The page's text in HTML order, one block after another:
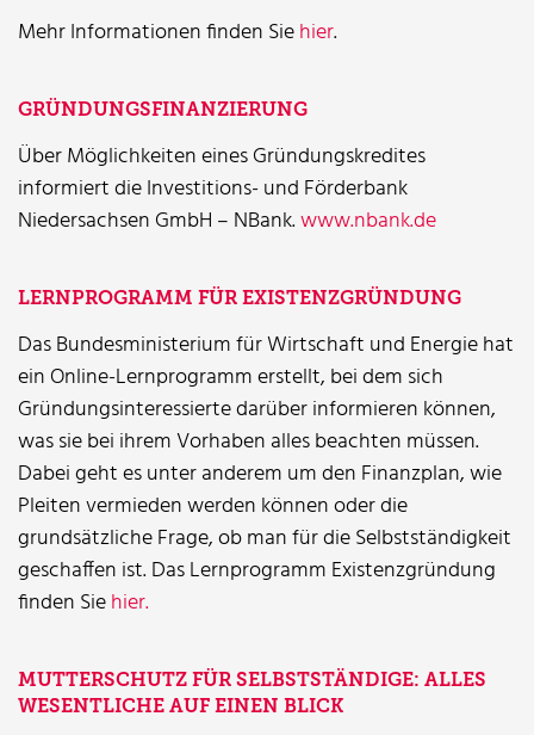
Mehr Informationen finden Siehier.
GRÜNDUNGSFINANZIERUNG
Über Möglichkeiten eines Gründungskredites
informiert die Investitions- und Förderbank
Niedersachsen GmbH – NBank.www.nbank.de
LERNPROGRAMM FÜR EXISTENZGRÜNDUNG
Das Bundesministerium für Wirtschaft und Energie hat
ein Online-Lernprogramm erstellt, bei dem sich
Gründungsinteressierte darüber informieren können,
was sie bei ihrem Vorhaben alles beachten müssen.
Dabei geht es unter anderem um den Finanzplan, wie
Pleiten vermieden werden können oder die
grundsätzliche Frage, ob man für die Selbstständigkeit
geschaffen ist. Das Lernprogramm Existenzgründung
finden Siehier.
MUTTERSCHUTZ FÜR SELBSTSTÄNDIGE: ALLES
WESENTLICHE AUF EINEN BLICK